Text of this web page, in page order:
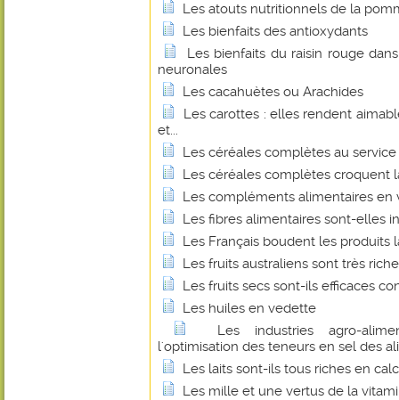
Les atouts nutritionnels de la
Les bienfaits des antioxydants
Les bienfaits du raisin rouge
neuronales
Les cacahuètes ou Arachides
Les carottes : elles rendent
et...
Les céréales complètes au
Les céréales complètes croquent
Les compléments alimentaires en
Les fibres alimentaires sont-elles
Les Français boudent les produits
Les fruits australiens sont très
Les fruits secs sont-ils efficaces
Les huiles en vedette
Les industries agro-
l'optimisation des teneurs en sel des
Les laits sont-ils tous riches en
Les mille et une vertus de la